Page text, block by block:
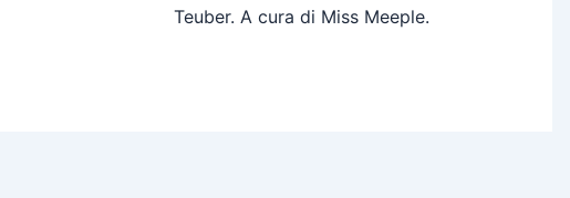
Teuber. A cura di Miss Meeple.